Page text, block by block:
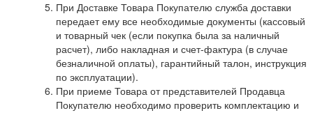
При Доставке Товара Покупателю служба доставки
передает ему все необходимые документы (кассовый
и товарный чек (если покупка была за наличный
расчет), либо накладная и счет-фактура (в случае
безналичной оплаты), гарантийный талон, инструкция
по эксплуатации).
При приеме Товара от представителей Продавца
Покупателю необходимо проверить комплектацию и